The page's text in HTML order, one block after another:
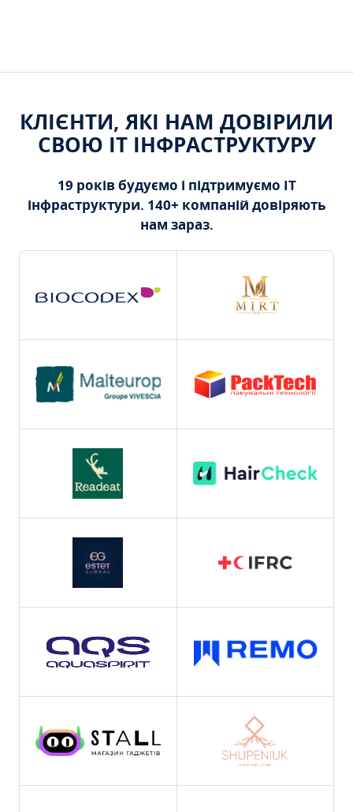
КЛІЄНТИ, ЯКІ НАМ ДОВІРИЛИ
СВОЮ ІТ ІНФРАСТРУКТУРУ
19 років будуємо і підтримуємо ІТ
інфраструктури. 140+ компаній довіряють
нам зараз.